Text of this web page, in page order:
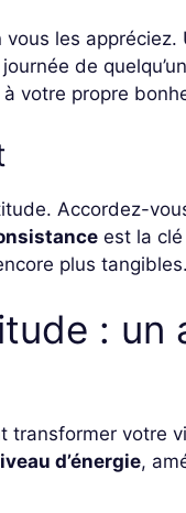
les appréciez.
de
votre propre
Accordez-
est la
plus tangibles.
: un
transformer votre
d’énergie,